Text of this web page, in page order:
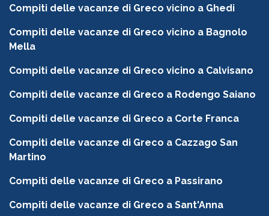
Compiti delle vacanze di Greco vicino a Ghedi
Compiti delle vacanze di Greco vicino a Bagnolo
Mella
Compiti delle vacanze di Greco vicino a Calvisano
Compiti delle vacanze di Greco a Rodengo Saiano
Compiti delle vacanze di Greco a Corte Franca
Compiti delle vacanze di Greco a Cazzago San
Martino
Compiti delle vacanze di Greco a Passirano
Compiti delle vacanze di Greco a Sant'Anna